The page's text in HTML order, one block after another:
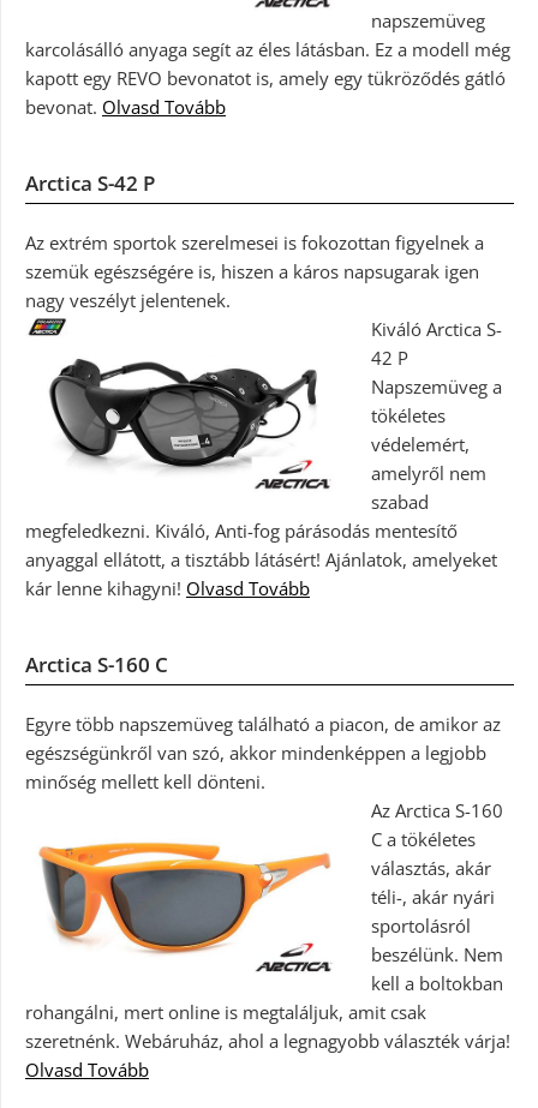
napszemüveg
karcolásálló anyaga segít az éles látásban. Ez a modell még
kapott egy REVO bevonatot is, amely egy tükröződés gátló
bevonat. Olvasd Tovább
Arctica S-42 P
Az extrém sportok szerelmesei is fokozottan figyelnek a
szemük egészségére is, hiszen a káros napsugarak igen
nagy veszélyt jelentenek.
Kiváló Arctica S-
42 P
Napszemüveg a
tökéletes
védelemért,
amelyről nem
szabad
megfeledkezni. Kiváló, Anti-fog párásodás mentesítő
anyaggal ellátott, a tisztább látásért! Ajánlatok, amelyeket
kár lenne kihagyni! Olvasd Tovább
Arctica S-160 C
Egyre több napszemüveg található a piacon, de amikor az
egészségünkről van szó, akkor mindenképpen a legjobb
minőség mellett kell dönteni.
Az Arctica S-160
C a tökéletes
választás, akár
téli-, akár nyári
sportolásról
beszélünk. Nem
kell a boltokban
rohangálni, mert online is megtaláljuk, amit csak
szeretnénk. Webáruház, ahol a legnagyobb választék várja!
Olvasd Tovább